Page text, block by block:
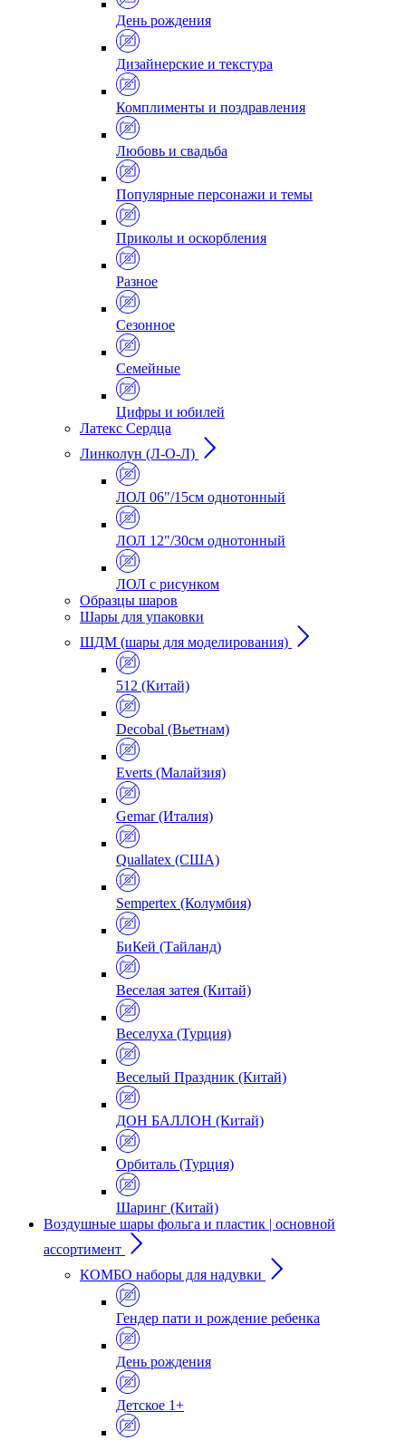
День рождения
Дизайнерские и текстура
Комплименты и поздравления
Любовь и свадьба
Популярные персонажи и темы
Приколы и оскорбления
Разное
Сезонное
Семейные
Цифры и юбилей
Латекс Сердца
Линколун (Л-О-Л)
ЛОЛ 06"/15см однотонный
ЛОЛ 12"/30см однотонный
ЛОЛ с рисунком
Образцы шаров
Шары для упаковки
ШДМ (шары для моделирования)
512 (Китай)
Decobal (Вьетнам)
Everts (Малайзия)
Gemar (Италия)
Quallatex (США)
Sempertex (Колумбия)
БиКей (Тайланд)
Веселая затея (Китай)
Веселуха (Турция)
Веселый Праздник (Китай)
ДОН БАЛЛОН (Китай)
Орбиталь (Турция)
Шаринг (Китай)
Воздушные шары фольга и пластик | основной
ассортимент
КОМБО наборы для надувки
Гендер пати и рождение ребенка
День рождения
Детское 1+